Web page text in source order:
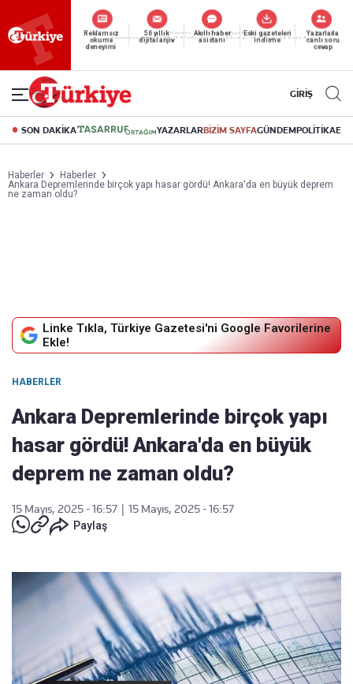
Reklamsız
okuma
deneyimi
56 yıllık
dijital arşiv
Akıllı haber
asistanı
Eski gazeteleri
indirme
Yazarlarla
canlı soru
cevap
GİRİŞ
SON DAKİKA YAZARLARBİZİM SAYFAGÜNDEMPOLİTİKA
Haberler
Haberler
Ankara Depremlerinde birçok yapı hasar gördü! Ankara'da en büyük deprem
ne zaman oldu?
Linke Tıkla, Türkiye Gazetesi'ni Google Favorilerine
Ekle!
HABERLER
Ankara Depremlerinde birçok yapı
hasar gördü! Ankara'da en büyük
deprem ne zaman oldu?
15 Mayıs, 2025 - 16:57
15 Mayıs, 2025 - 16:57
Paylaş